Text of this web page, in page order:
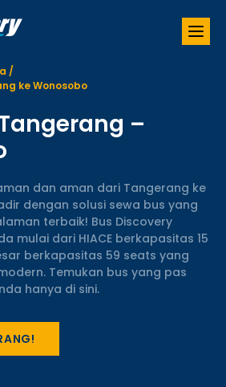
/
ke Wonosobo
–
dan aman dari Tangerang ke
dengan solusi sewa bus yang
terbaik! Bus Discovery
mulai dari HIACE berkapasitas 15
berkapasitas 59 seats yang
Temukan bus yang pas
hanya di sini.